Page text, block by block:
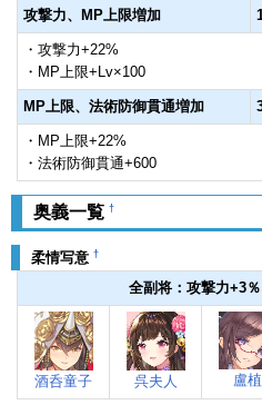
攻撃力、MP上限増加
・攻撃力+22%
・MP上限+Lv×100
MP上限、法術防御貫通増加
・MP上限+22%
・法術防御貫通+600
奥義一覧 †
柔情写意 †
全副将：攻撃力+3
酒呑童子 呉夫人 盧植